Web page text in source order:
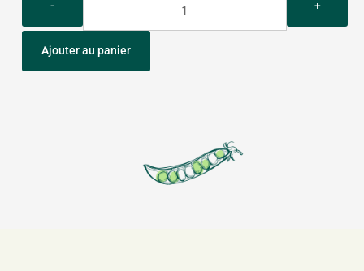
Ajouter au panier